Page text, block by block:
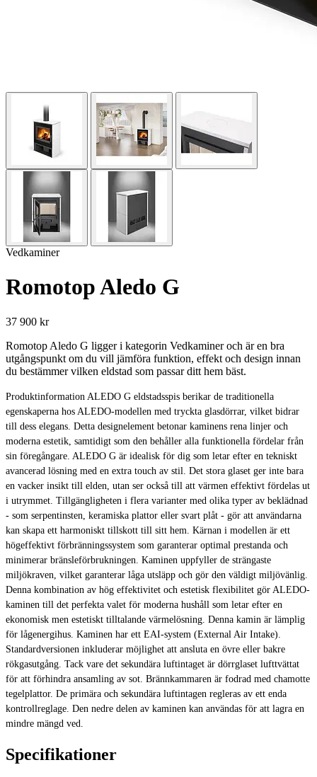
Vedkaminer
Romotop Aledo G
37 900 kr
Romotop Aledo G ligger i kategorin Vedkaminer och är en bra
utgångspunkt om du vill jämföra funktion, effekt och design innan
du bestämmer vilken eldstad som passar ditt hem bäst.
Produktinformation ALEDO G eldstadsspis berikar de traditionella
egenskaperna hos ALEDO-modellen med tryckta glasdörrar, vilket bidrar
till dess elegans. Detta designelement betonar kaminens rena linjer och
moderna estetik, samtidigt som den behåller alla funktionella fördelar från
sin föregångare. ALEDO G är idealisk för dig som letar efter en tekniskt
avancerad lösning med en extra touch av stil. Det stora glaset ger inte bara
en vacker insikt till elden, utan ser också till att värmen effektivt fördelas ut
i utrymmet. Tillgängligheten i flera varianter med olika typer av beklädnad
- som serpentinsten, keramiska plattor eller svart plåt - gör att användarna
kan skapa ett harmoniskt tillskott till sitt hem. Kärnan i modellen är ett
högeffektivt förbränningssystem som garanterar optimal prestanda och
minimerar bränsleförbrukningen. Kaminen uppfyller de strängaste
miljökraven, vilket garanterar låga utsläpp och gör den väldigt miljövänlig.
Denna kombination av hög effektivitet och estetisk flexibilitet gör ALEDO-
kaminen till det perfekta valet för moderna hushåll som letar efter en
ekonomisk men estetiskt tilltalande värmelösning. Denna kamin är lämplig
för lågenergihus. Kaminen har ett EAI-system (External Air Intake).
Standardversionen inkluderar möjlighet att ansluta en övre eller bakre
rökgasutgång. Tack vare det sekundära luftintaget är dörrglaset lufttvättat
för att förhindra ansamling av sot. Brännkammaren är fodrad med chamotte
tegelplattor. De primära och sekundära luftintagen regleras av ett enda
kontrollreglage. Den nedre delen av kaminen kan användas för att lagra en
mindre mängd ved.
Specifikationer